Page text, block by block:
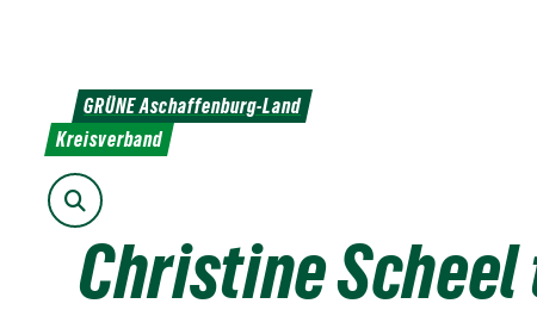
GRÜNE Aschaffenburg-Land
Kreisverband
Suche
Christine